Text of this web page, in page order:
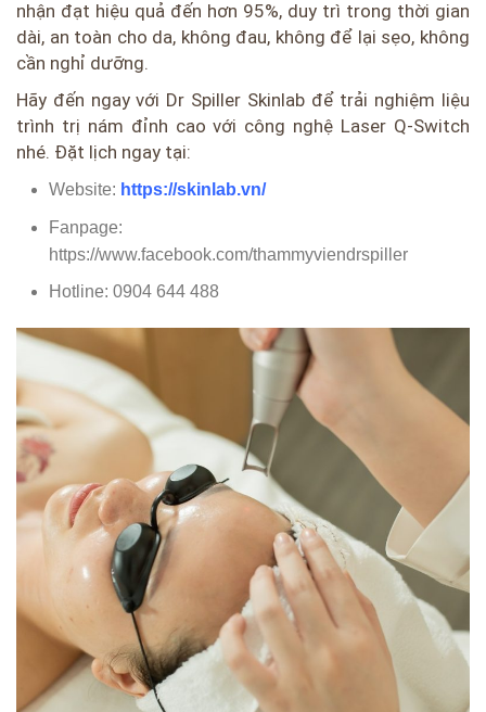
nhận đạt hiệu quả đến hơn 95%, duy trì trong thời gian
dài, an toàn cho da, không đau, không để lại sẹo, không
cần nghỉ dưỡng.
Hãy đến ngay với Dr Spiller Skinlab để trải nghiệm liệu
trình trị nám đỉnh cao với công nghệ Laser Q-Switch
nhé. Đặt lịch ngay tại:
Website: https://skinlab.vn/
Fanpage:
https://www.facebook.com/thammyviendrspiller
Hotline: 0904 644 488